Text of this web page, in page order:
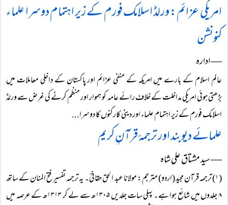
امریکی عزائم: ورلڈ اسلامک فورم کے زیر اہتمام دوسرا علماء
کنونشن
― ادارہ
عالمِ اسلام کے بارے میں امریکہ کے منفی عزائم اور پاکستان کے داخلی معاملات میں
بڑھتی ہوئی امریکی مداخلت کے خلاف رائے عامہ کو ہموار اور منظم کرنے کی غرض سے ورلڈ
اسلامک فورم کے زیر اہتمام علماء اور دینی کارکنوں کا دوسرا...
علمائے دیوبند اور ترجمۂ قرآنِ کریم
― سید مشتاق علی شاہ
(۱) ترجمہ قرآن مجید (اردو) مترجم: مولانا عبد الحق حقانیؒ۔ یہ ترجمہ تفسیر فتح المنان کے ساتھ
۸ جلدوں میں شائع ہوا ہے۔ پہلی سات جلدیں ۱۳۰۵ھ سے لے کر ۱۳۱۳ھ کے عرصہ میں